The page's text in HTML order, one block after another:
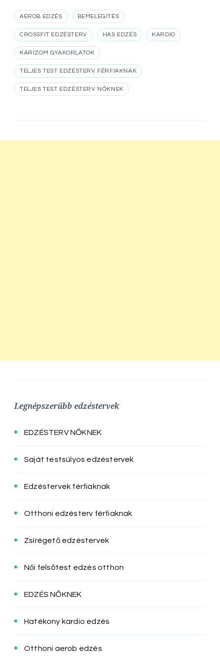
AEROB EDZÉS BEMELEGÍTÉS
CROSSFIT EDZÉSTERV HAS EDZÉS KARDIO
KARIZOM GYAKORLATOK
TELJES TEST EDZÉSTERV FÉRFIAKNAK
TELJES TEST EDZÉSTERV NŐKNEK
Legnépszerűbb edzéstervek
EDZÉSTERV NŐKNEK
Saját testsúlyos edzéstervek
Edzéstervek férfiaknak
Otthoni edzésterv férfiaknak
Zsírégető edzéstervek
Női felsőtest edzés otthon
EDZÉS NŐKNEK
Hatékony kardio edzés
Otthoni aerob edzés